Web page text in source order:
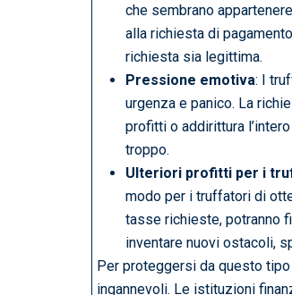
che sembrano
alla richiesta di
richiesta sia legittima.
Pressione emotiva: I
urgenza e panico. La
profitti o addirittura
troppo.
Ulteriori profitti per i
modo per i truffatori di
tasse richieste, potranno
inventare nuovi ostacoli,
Per proteggersi da questo
ingannevoli. Le istituzioni